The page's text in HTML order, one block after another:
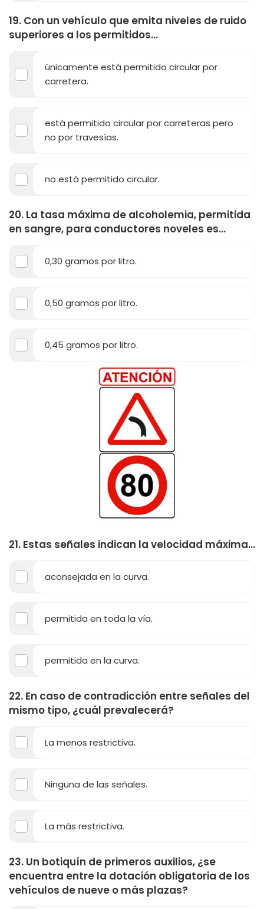
19. Con un vehículo que emita niveles de ruido
superiores a los permitidos...
únicamente está permitido circular por
carretera.
está permitido circular por carreteras pero
no por travesías.
no está permitido circular.
20. La tasa máxima de alcoholemia, permitida
en sangre, para conductores noveles es...
0,30 gramos por litro.
0,50 gramos por litro.
0,45 gramos por litro.
21. Estas señales indican la velocidad máxima...
aconsejada en la curva.
permitida en toda la vía.
permitida en la curva.
22. En caso de contradicción entre señales del
mismo tipo, ¿cuál prevalecerá?
La menos restrictiva.
Ninguna de las señales.
La más restrictiva.
23. Un botiquín de primeros auxilios, ¿se
encuentra entre la dotación obligatoria de los
vehículos de nueve o más plazas?